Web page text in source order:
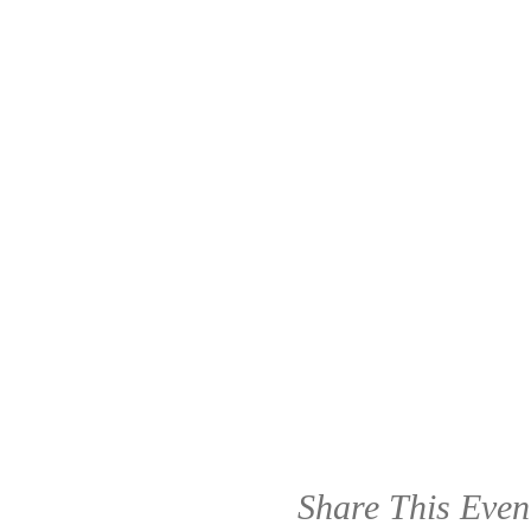
Share This